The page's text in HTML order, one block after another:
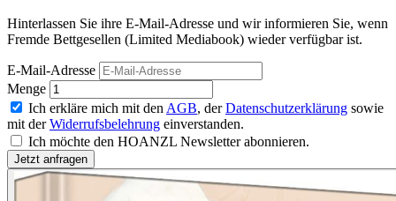
Hinterlassen Sie ihre E-Mail-Adresse und wir informieren Sie, wenn
Fremde Bettgesellen (Limited Mediabook) wieder verfügbar ist.
E-Mail-Adresse
Menge
Ich erkläre mich mit den AGB, derDatenschutzerklärung sowie
mit derWiderrufsbelehrung einverstanden.
Ich möchte den HOANZL Newsletter abonnieren.